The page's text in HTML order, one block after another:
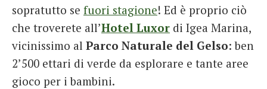
sopratutto se fuori stagione! Ed è proprio ciò
che troverete all’Hotel Luxor di Igea Marina,
vicinissimo al Parco Naturale del Gelso: ben
2’500 ettari di verde da esplorare e tante aree
gioco per i bambini.